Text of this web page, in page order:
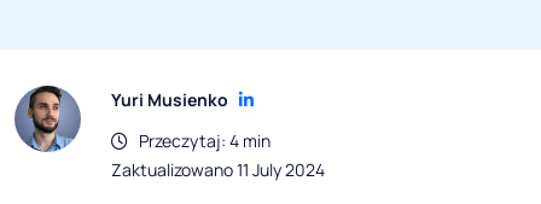
Yuri Musienko
Przeczytaj: 4 min
Zaktualizowano 11 July 2024